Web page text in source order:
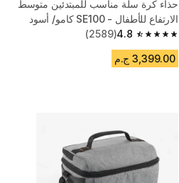
حذاء كرة سلة مناسب للمبتدئين متوسط
الارتفاع للأطفال - SE100 كامو/ أسود
4.8
4.8 out of 5 stars from 2589 reviews
(2589)
3,399.00 ج.م